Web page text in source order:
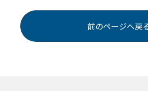
前のページへ戻